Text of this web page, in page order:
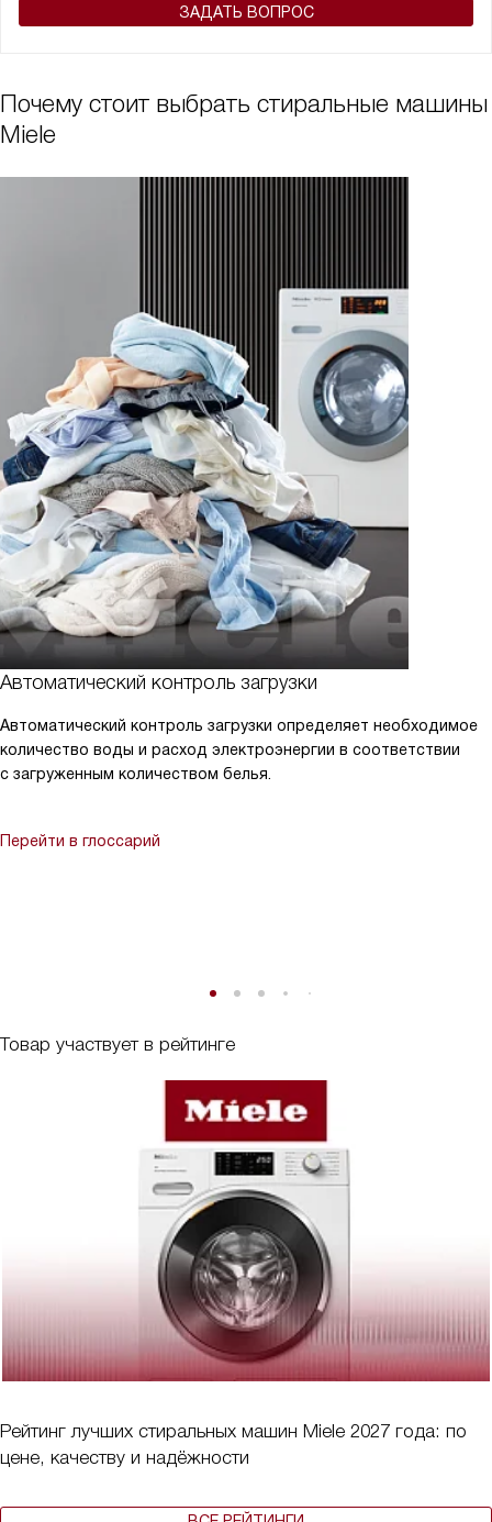
Товар участвует в рейтинге
Рейтинг лучших стиральных машин Miele 2027 года: по
цене, качеству и надёжности
ЗАДАТЬ ВОПРОС
Почему стоит выбрать стиральные машины
Miele
Автоматический контроль загрузки
Автоматический контроль загрузки определяет необходимое
количество воды и расход электроэнергии в соответствии
с загруженным количеством белья.
Перейти в глоссарий